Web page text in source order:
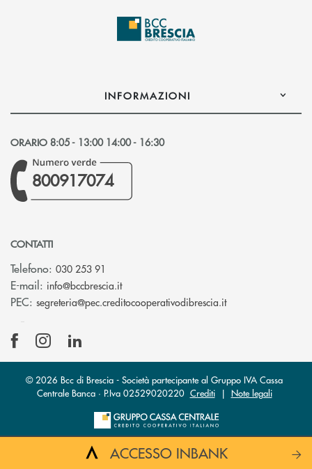
ACCESSO INBANK
INFORMAZIONI
ORARIO 8:05 - 13:00 14:00 - 16:30
800917074
CONTATTI
Telefono: 030 253 91
E-mail: info@bccbrescia.it(si apre l’app di posta elettronica)
PEC: segreteria@pec.creditocooperativodibrescia.it(si apre l’app di
© 2026 Bcc di Brescia - Società partecipante al Gruppo IVA Cassa
Centrale Banca · P.Iva 02529020220 Crediti| Note legali